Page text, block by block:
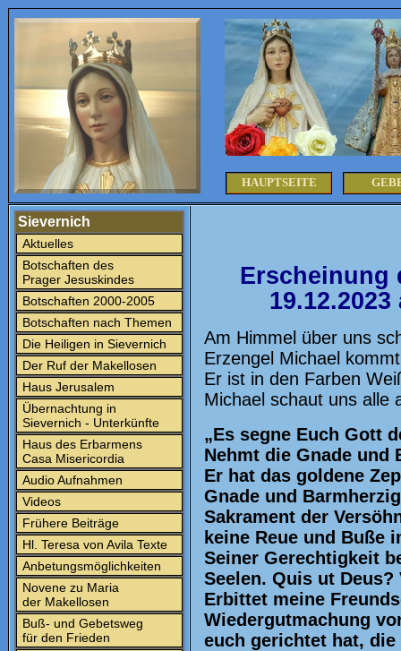
HAUPTSEITE
Sievernich
Aktuelles
Botschaften des
Prager Jesuskindes
Botschaften 2000-2005
Botschaften nach Themen
Die Heiligen in Sievernich
Der Ruf der Makellosen
Haus Jerusalem
Übernachtung in
Sievernich - Unterkünfte
Haus des Erbarmens
Casa Misericordia
Audio Aufnahmen
Videos
Frühere Beiträge
Hl. Teresa von Avila Texte
Anbetungsmöglichkeiten
Novene zu Maria
der Makellosen
Buß- und Gebetsweg
für den Frieden
Erscheinung
Am Himmel über uns
Erzengel Michael
Er ist in den Farben
Michael schaut uns alle
„Es segne Euch Gott
Nehmt die Gnade und
Er hat das goldene
Gnade und
Sakrament der
keine Reue und Buße
Seiner Gerechtigkeit
Seelen. Quis ut
Erbittet meine
Wiedergutmachung
euch gerichtet hat,